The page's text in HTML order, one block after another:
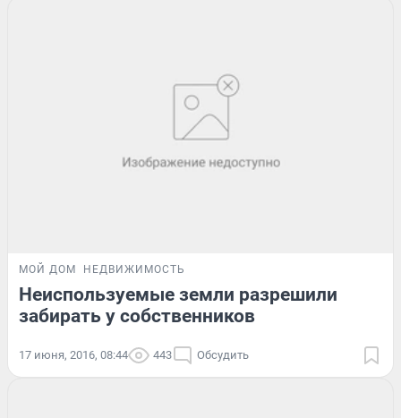
МОЙ ДОМ НЕДВИЖИМОСТЬ
Неиспользуемые земли разрешили
забирать у собственников
17 июня, 2016, 08:44 443 Обсудить